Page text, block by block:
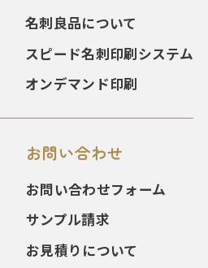
名刺良品について
スピード名刺印刷システム
オンデマンド印刷
お問い合わせ
お問い合わせフォーム
サンプル請求
お見積りについて